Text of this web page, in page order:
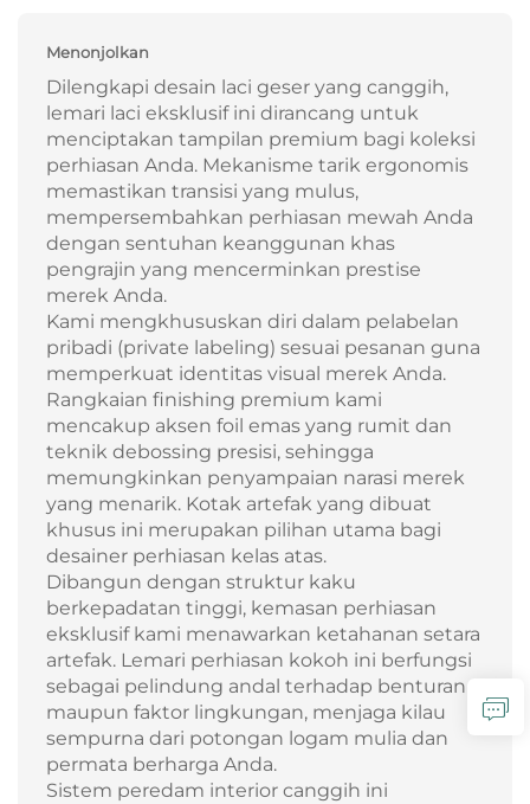
Menonjolkan
Dilengkapi desain laci geser yang canggih,
lemari laci eksklusif ini dirancang untuk
menciptakan tampilan premium bagi koleksi
perhiasan Anda. Mekanisme tarik ergonomis
memastikan transisi yang mulus,
mempersembahkan perhiasan mewah Anda
dengan sentuhan keanggunan khas
pengrajin yang mencerminkan prestise
merek Anda.
Kami mengkhususkan diri dalam pelabelan
pribadi (private labeling) sesuai pesanan guna
memperkuat identitas visual merek Anda.
Rangkaian finishing premium kami
mencakup aksen foil emas yang rumit dan
teknik debossing presisi, sehingga
memungkinkan penyampaian narasi merek
yang menarik. Kotak artefak yang dibuat
khusus ini merupakan pilihan utama bagi
desainer perhiasan kelas atas.
Dibangun dengan struktur kaku
berkepadatan tinggi, kemasan perhiasan
eksklusif kami menawarkan ketahanan setara
artefak. Lemari perhiasan kokoh ini berfungsi
sebagai pelindung andal terhadap benturan
maupun faktor lingkungan, menjaga kilau
sempurna dari potongan logam mulia dan
permata berharga Anda.
Sistem peredam interior canggih ini